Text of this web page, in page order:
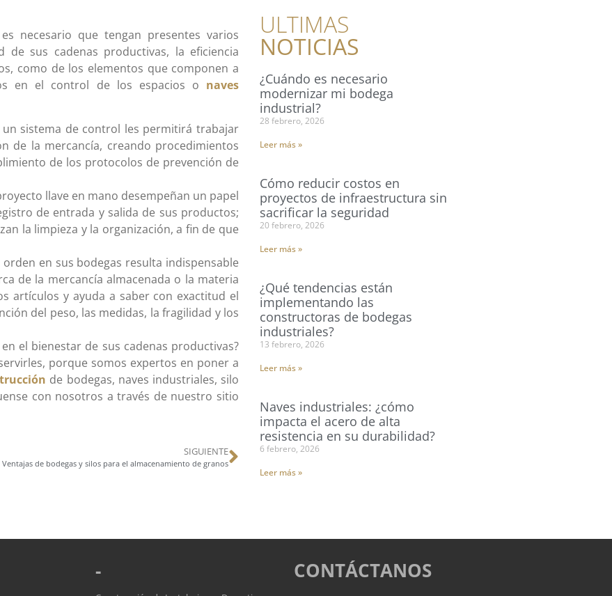
necesario que tengan presentes varios
sus cadenas productivas, la eficiencia
como de los elementos que componen a
en el control de los espacios o naves
sistema de control les permitirá trabajar
de la mercancía, creando procedimientos
de los protocolos de prevención de
llave en mano desempeñan un papel
de entrada y salida de sus productos;
la limpieza y la organización, a fin de que
en sus bodegas resulta indispensable
de la mercancía almacenada o la materia
artículos y ayuda a saber con exactitud el
del peso, las medidas, la fragilidad y los
el bienestar de sus cadenas productivas?
porque somos expertos en poner a
de bodegas, naves industriales, silo
con nosotros a través de nuestro sitio
SIGUIENTE
Ventajas de bodegas y silos para el almacenamiento de granos
ULTIMAS
NOTICIAS
¿Cuándo es necesario
modernizar mi bodega
industrial?
28 febrero, 2026
Leer más »
Cómo reducir costos en
proyectos de infraestructura sin
sacrificar la seguridad
20 febrero, 2026
Leer más »
¿Qué tendencias están
implementando las
constructoras de bodegas
industriales?
13 febrero, 2026
Leer más »
Naves industriales: ¿cómo
impacta el acero de alta
resistencia en su durabilidad?
6 febrero, 2026
Leer más »
- CONTÁCTANOS